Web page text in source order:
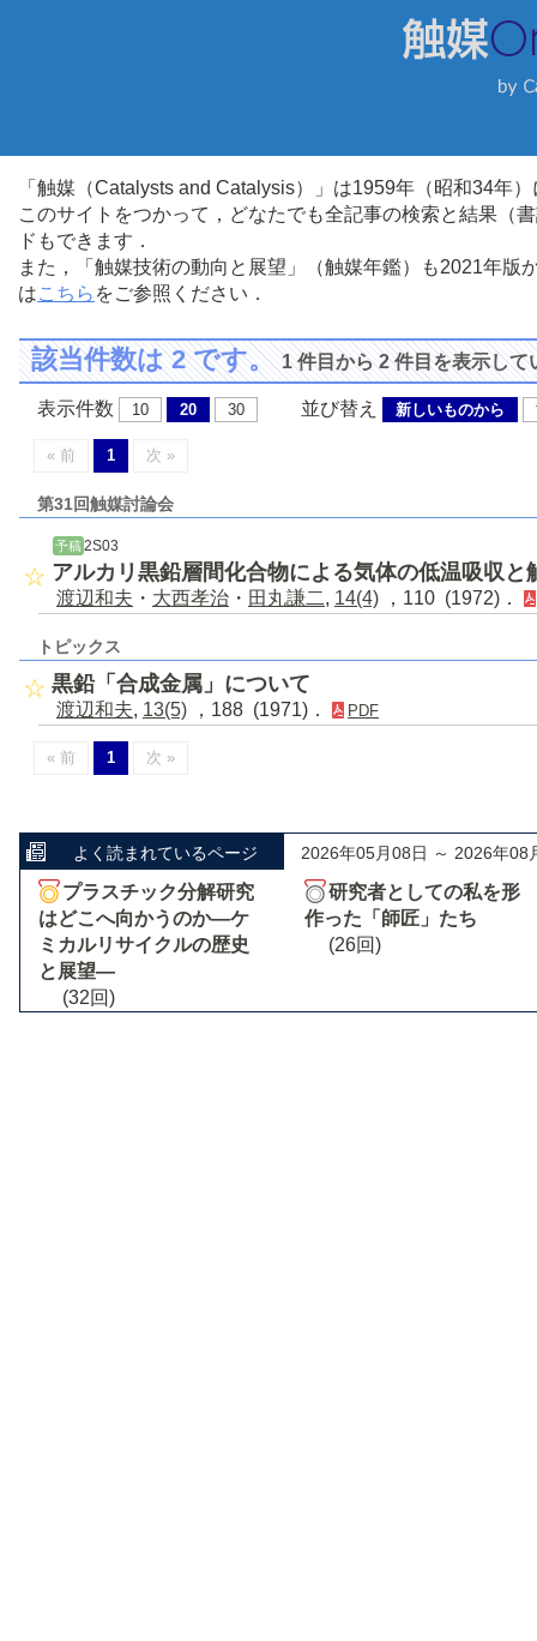
「触媒（Catalysts and Catalysis）」は1959年（昭和34年
このサイトをつかって，どなたでも全記事の検索と結果（
ドもできます．
また，「触媒技術の動向と展望」（触媒年鑑）も2021年
はこちら をご参照ください．
該当件数は 2 です。1 件目から 2 件目を表示して
表示件数 10 20 30 並び替え 新しいものから
« 前 1 次 »
第31回触媒討論会
予稿 2S03
アルカリ黒鉛層間化合物による気体の低温吸収と
渡辺和夫 ・ 大西孝治 ・ 田丸謙二, 14(4) ，110 (1972)．
トピックス
黒鉛「合成金属」について
渡辺和夫, 13(5) ，188 (1971)． PDF
« 前 1 次 »
よく読まれているページ 2026年05月08日 ～ 2026年08
プラスチック分解研究
はどこへ向かうのか―ケ
ミカルリサイクルの歴史
と展望―
(32回)
研究者としての私を形
作った「師匠」たち
(26回)